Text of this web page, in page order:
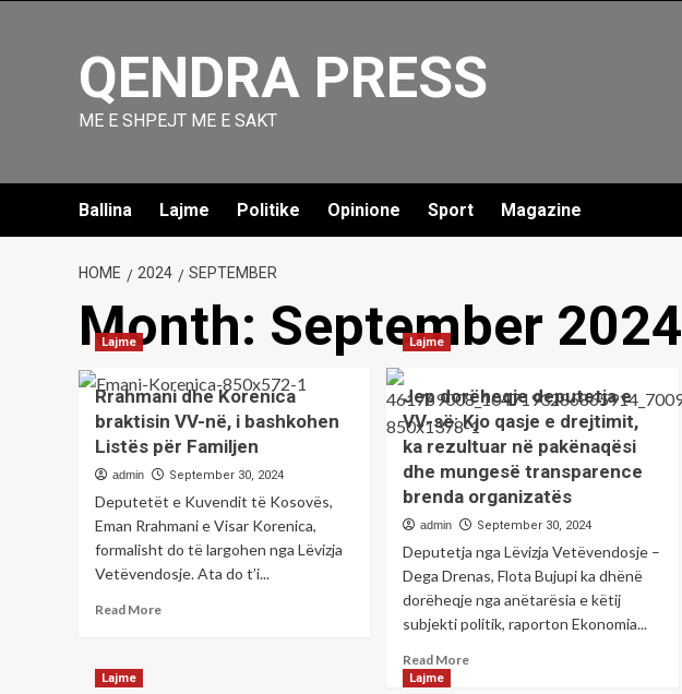
QENDRA PRESS
ME E SHPEJT ME E SAKT
Ballina Lajme Politike Opinione Sport Magazine
HOME 2024 SEPTEMBER
Month: September 2024
Lajme
Rrahmani dhe Korenica
braktisin VV-në, i bashkohen
Listës për Familjen
admin September 30, 2024
Deputetët e Kuvendit të Kosovës,
Eman Rrahmani e Visar Korenica,
formalisht do të largohen nga Lëvizja
Vetëvendosje. Ata do t’i...
Read MoreRead
Lajme
Jep dorëheqje deputetja e
VV-së: Kjo qasje e drejtimit,
ka rezultuar në pakënaqësi
dhe mungesë transparence
brenda organizatës
admin September 30, 2024
Deputetja nga Lëvizja Vetëvendosje –
Dega Drenas, Flota Bujupi ka dhënë
dorëheqje nga anëtarësia e këtij
subjekti politik, raporton Ekonomia...
Read MoreRead
Lajme Lajme